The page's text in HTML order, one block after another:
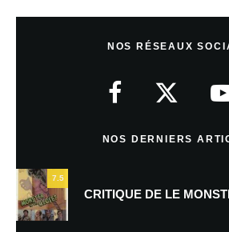
NOS RÉSEAUX
NOS DERNIERS
7.5
CRITIQUE DE LE